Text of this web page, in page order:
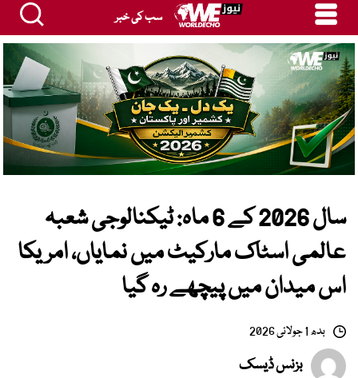
سب کی خبر
سال 2026 کے 6 ماہ: ٹیکنالوجی شعبہ
عالمی اسٹاک مارکیٹ میں نمایاں، امریکا
اس میدان میں پیچھے رہ گیا
بدھ 1 جولائی 2026
بزنس ڈیسک